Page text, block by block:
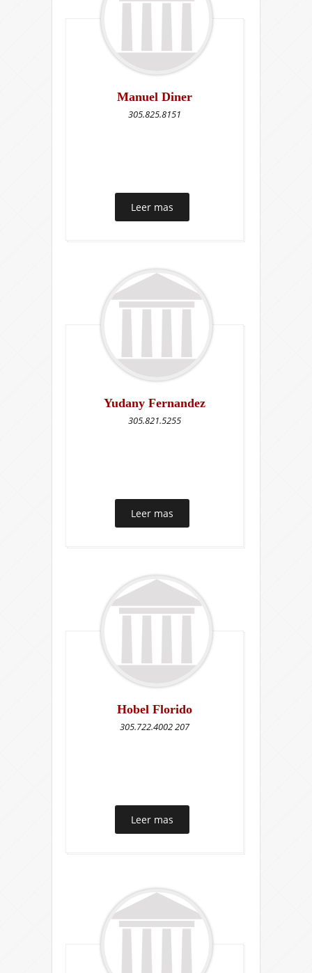
Manuel Diner
305.825.8151
Leer mas
Yudany Fernandez
305.821.5255
Leer mas
Hobel Florido
305.722.4002 207
Leer mas